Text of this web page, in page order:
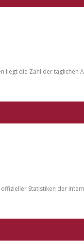
liegt die Zahl der täglichen
Statistiken der